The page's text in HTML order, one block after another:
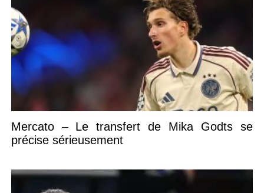
Mercato – Le transfert de Mika Godts se
précise sérieusement